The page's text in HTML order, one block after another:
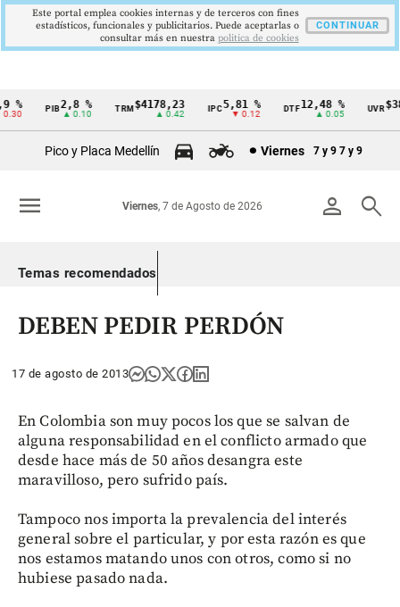
Cintillo
Colombia
PIB2,8 %
▲ 0.10
TRM$4178,23
▲ 0.42
IPC5,81 %
▼ 0.12
DTF12,48 %
▲ 0.05
UVR
Pico y Placa Medellín Viernes 7 y 9 7 y 9
person search
Viernes, 7 de Agosto de 2026
menu
Temas recomendados
DEBEN PEDIR PERDÓN
17 de agosto de 2013
En Colombia son muy pocos los que se salvan de
alguna responsabilidad en el conflicto armado que
desde hace más de 50 años desangra este
maravilloso, pero sufrido país.
Tampoco nos importa la prevalencia del interés
general sobre el particular, y por esta razón es que
nos estamos matando unos con otros, como si no
hubiese pasado nada.
Este portal emplea cookies internas y de terceros con fines
estadísticos, funcionales y publicitarios. Puede aceptarlas o
consultar más en nuestra politica de cookies
CONTINUAR